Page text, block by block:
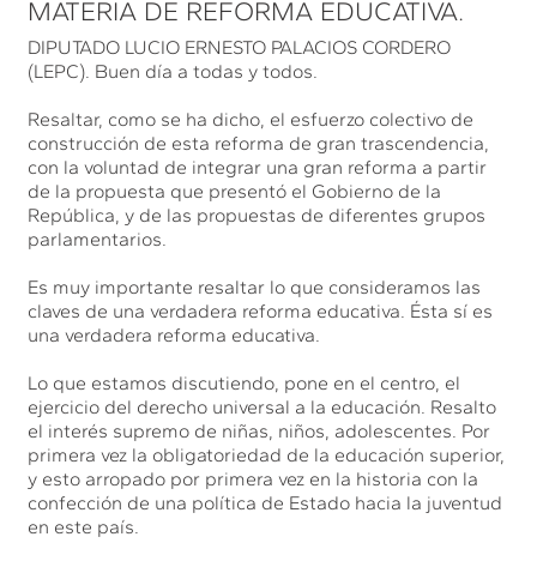
MATERIA DE REFORMA EDUCATIVA.
DIPUTADO LUCIO ERNESTO PALACIOS CORDERO
(LEPC). Buen día a todas y todos.
Resaltar, como se ha dicho, el esfuerzo colectivo de
construcción de esta reforma de gran trascendencia,
con la voluntad de integrar una gran reforma a partir
de la propuesta que presentó el Gobierno de la
República, y de las propuestas de diferentes grupos
parlamentarios.
Es muy importante resaltar lo que consideramos las
claves de una verdadera reforma educativa. Ésta sí es
una verdadera reforma educativa.
Lo que estamos discutiendo, pone en el centro, el
ejercicio del derecho universal a la educación. Resalto
el interés supremo de niñas, niños, adolescentes. Por
primera vez la obligatoriedad de la educación superior,
y esto arropado por primera vez en la historia con la
confección de una política de Estado hacia la juventud
en este país.